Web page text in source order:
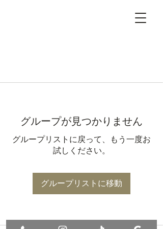
グループが見つかりません
グループリストに戻って、もう一度お
試しください。
グループリストに移動